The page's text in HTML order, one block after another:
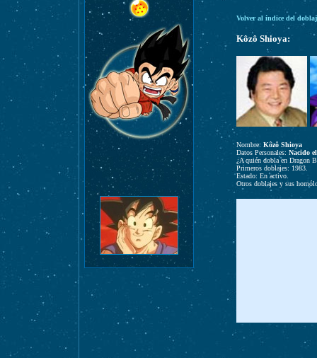
Volver al índice del
Kôzô Shioya:
Nombre: Kôzô Shioya
Datos Personales: Nacido
¿A quién dobla en Dragon
Primeros doblajes: 1983.
Estado: En activo.
Otros doblajes y sus